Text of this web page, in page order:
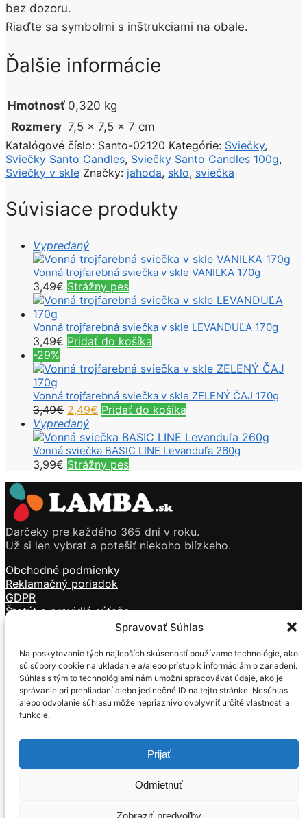
Spravovať Súhlas
Na poskytovanie tých najlepších skúseností používame technológie, ako
sú súbory cookie na ukladanie a/alebo prístup k informáciám o zariadení.
Súhlas s týmito technológiami nám umožní spracovávať údaje, ako je
správanie pri prehliadaní alebo jedinečné ID na tejto stránke. Nesúhlas
alebo odvolanie súhlasu môže nepriaznivo ovplyvniť určité vlastnosti a
funkcie.
Prijať
Odmietnuť
Zobraziť predvoľby
bez dozoru.
Riaďte sa symbolmi s inštrukciami na obale.
Ďalšie informácie
Hmotnosť 0,320 kg
Rozmery 7,5 × 7,5 × 7 cm
Katalógové číslo: Santo-02120 Kategórie: Sviečky,
Sviečky Santo Candles, Sviečky Santo Candles 100g,
Sviečky v skle Značky: jahoda, sklo, sviečka
Súvisiace produkty
Vypredaný
Vonná trojfarebná sviečka v skle VANILKA 170g
3,49€ Strážny pes
Vonná trojfarebná sviečka v skle LEVANDUĽA 170g
3,49€ Pridať do košíka
-29%
Vonná trojfarebná sviečka v skle ZELENÝ ČAJ 170g
3,49€ Pôvodná
cena
bola:
3,49€.
2,49€ Aktuálna
je:
2,49€.
Pridať do košíka
Vypredaný
Vonná sviečka BASIC LINE Levanduľa 260g
3,99€ Strážny pes
Darčeky pre každého 365 dní v roku.
Už si len vybrať a potešiť niekoho blízkeho.
Obchodné podmienky
Reklamačný poriadok
GDPR
Štatút a pravidlá súťaže
Sviečky
Kozmetika
Vône
Tečúci dym
Darčekové predmety
Formulár na ODSTÚPENIE OD ZMLUVY
Formulár na REKLAMÁCIU
sviečkami, kozmetikou, darčekovými predmetmi –